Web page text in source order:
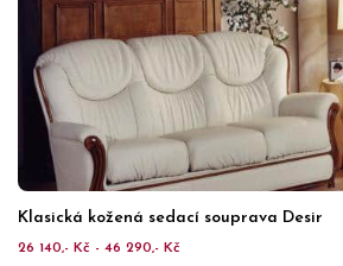
Klasická kožená sedací souprava Desir
26 140,- Kč - 46 290,- Kč